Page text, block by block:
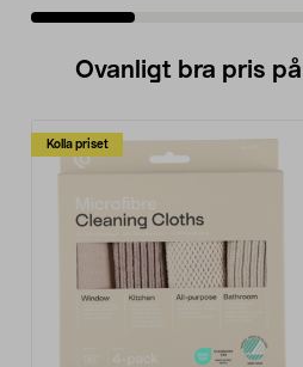
Ovanligt bra pris
Kolla priset